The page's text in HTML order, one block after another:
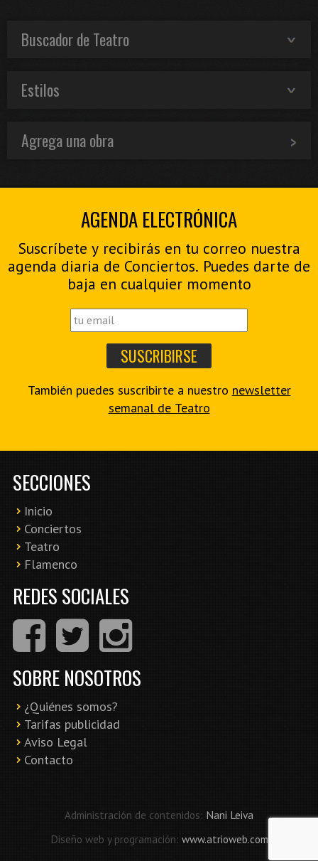
Buscador de Teatro
Estilos
Agrega una obra
AGENDA ELECTRÓNICA
Suscríbete y recibirás en tu correo nuestra
agenda diaria de Conciertos. Puedes darte de
baja en cualquier momento
También puedes suscribirte a nuestro newsletter
semanal de Teatro
SECCIONES
Inicio
Conciertos
Teatro
Flamenco
REDES SOCIALES
SOBRE NOSOTROS
¿Quiénes somos?
Tarifas publicidad
Aviso Legal
Contacto
Administración de contenidos: Nani Leiva
Diseño web y programación: www.atrioweb.com